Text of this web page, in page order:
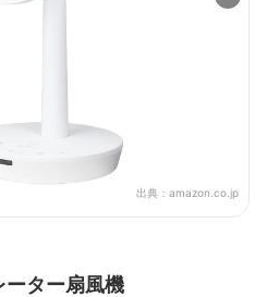
出典： amazon.co.jp
ーター扇風機